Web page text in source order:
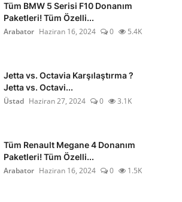
Tüm BMW 5 Serisi F10 Donanım
Paketleri! Tüm Özelli...
Arabator Haziran 16, 2024 0 5.4K
Jetta vs. Octavia Karşılaştırma ?
Jetta vs. Octavi...
Üstad Haziran 27, 2024 0 3.1K
Tüm Renault Megane 4 Donanım
Paketleri! Tüm Özelli...
Arabator Haziran 16, 2024 0 1.5K